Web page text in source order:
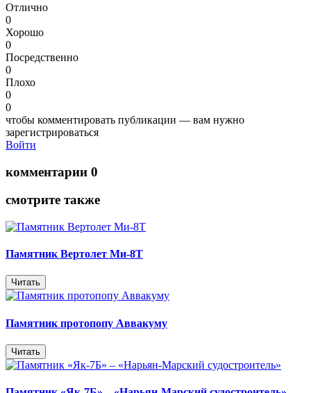
Отлично
0
Хорошо
0
Посредственно
0
Плохо
0
0
чтобы комментировать публикации — вам нужно
зарегистрироваться
Войти
комментарии 0
смотрите также
Памятник Вертолет Ми-8Т
Читать
Памятник протопопу Аввакуму
Читать